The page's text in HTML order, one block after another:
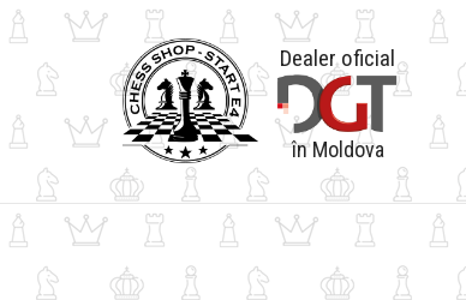
Dealer oficial
în Moldova